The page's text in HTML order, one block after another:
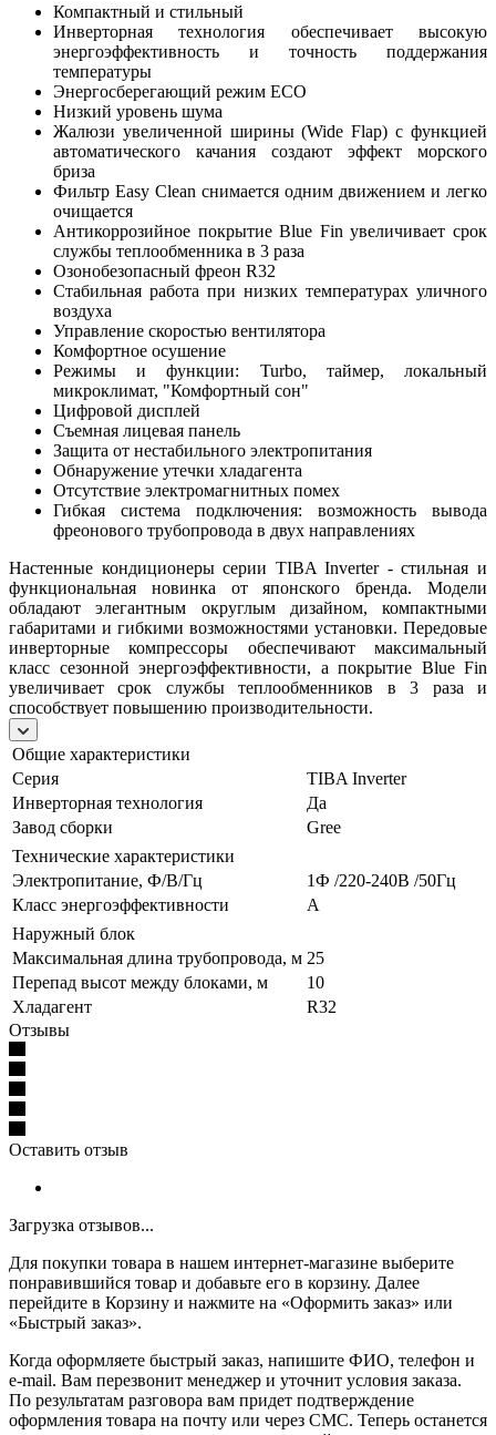
Компактный и стильный
Инверторная технология обеспечивает высокую
энергоэффективность и точность поддержания
температуры
Энергосберегающий режим ECO
Низкий уровень шума
Жалюзи увеличенной ширины (Wide Flap) с функцией
автоматического качания создают эффект морского
бриза
Фильтр Easy Clean снимается одним движением и легко
очищается
Антикоррозийное покрытие Blue Fin увеличивает срок
службы теплообменника в 3 раза
Озонобезопасный фреон R32
Стабильная работа при низких температурах уличного
воздуха
Управление скоростью вентилятора
Комфортное осушение
Режимы и функции: Turbo, таймер, локальный
микроклимат, "Комфортный сон"
Цифровой дисплей
Съемная лицевая панель
Защита от нестабильного электропитания
Обнаружение утечки хладагента
Отсутствие электромагнитных помех
Гибкая система подключения: возможность вывода
фреонового трубопровода в двух направлениях
Настенные кондиционеры серии TIBA Inverter - стильная и
функциональная новинка от японского бренда. Модели
обладают элегантным округлым дизайном, компактными
габаритами и гибкими возможностями установки. Передовые
инверторные компрессоры обеспечивают максимальный
класс сезонной энергоэффективности, а покрытие Blue Fin
увеличивает срок службы теплообменников в 3 раза и
способствует повышению производительности.
Общие характеристики
Серия
TIBA Inverter
Инверторная технология
Да
Завод сборки
Gree
Технические характеристики
Электропитание, Ф/В/Гц
1Ф /220-240В /50Гц
Класс энергоэффективности
A
Наружный блок
Максимальная длина трубопровода, м 25
Перепад высот между блоками, м
10
Хладагент
R32
Отзывы
Оставить отзыв
Загрузка отзывов...
Для покупки товара в нашем интернет-магазине выберите
понравившийся товар и добавьте его в корзину. Далее
перейдите в Корзину и нажмите на «Оформить заказ» или
«Быстрый заказ».
Когда оформляете быстрый заказ, напишите ФИО, телефон и
e-mail. Вам перезвонит менеджер и уточнит условия заказа.
По результатам разговора вам придет подтверждение
оформления товара на почту или через СМС. Теперь останется